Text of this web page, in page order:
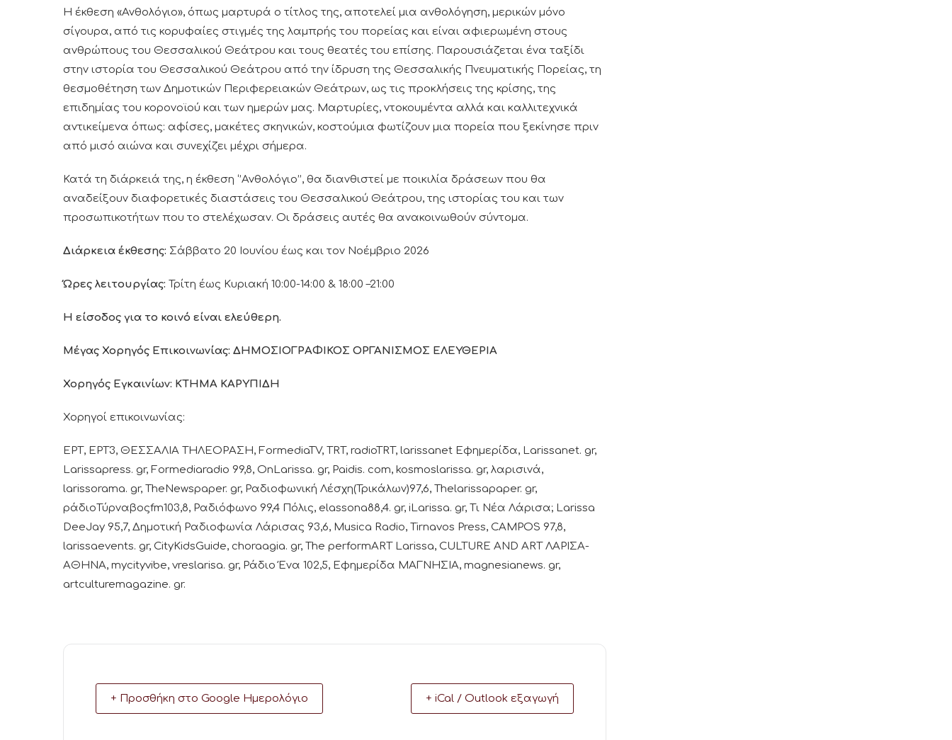
Η έκθεση «Ανθολόγιο», όπως μαρτυρά ο τίτλος της, αποτελεί μια ανθολόγηση, μερικών μόνο
σίγουρα, από τις κορυφαίες στιγμές της λαμπρής του πορείας και είναι αφιερωμένη στους
ανθρώπους του Θεσσαλικού Θεάτρου και τους θεατές του επίσης. Παρουσιάζεται ένα ταξίδι
στην ιστορία του Θεσσαλικού Θεάτρου από την ίδρυση της Θεσσαλικής Πνευματικής Πορείας, τη
θεσμοθέτηση των Δημοτικών Περιφερειακών Θεάτρων, ως τις προκλήσεις της κρίσης, της
επιδημίας του κορονοϊού και των ημερών μας. Μαρτυρίες, ντοκουμέντα αλλά και καλλιτεχνικά
αντικείμενα όπως: αφίσες, μακέτες σκηνικών, κοστούμια φωτίζουν μια πορεία που ξεκίνησε πριν
από μισό αιώνα και συνεχίζει μέχρι σήμερα.
Κατά τη διάρκειά της, η έκθεση ‘’Ανθολόγιο’’, θα διανθιστεί με ποικιλία δράσεων που θα
αναδείξουν διαφορετικές διαστάσεις του Θεσσαλικού Θεάτρου, της ιστορίας του και των
προσωπικοτήτων που το στελέχωσαν. Οι δράσεις αυτές θα ανακοινωθούν σύντομα.
Διάρκεια έκθεσης: Σάββατο 20 Ιουνίου έως και τον Νοέμβριο 2026
Ώρες λειτουργίας: Τρίτη έως Κυριακή 10:00-14:00 & 18:00 –21:00
Η είσοδος για το κοινό είναι ελεύθερη.
Μέγας Χορηγός Επικοινωνίας: ΔΗΜΟΣΙΟΓΡΑΦΙΚΟΣ ΟΡΓΑΝΙΣΜΟΣ ΕΛΕΥΘΕΡΙΑ
Χορηγός Εγκαινίων: ΚΤΗΜΑ ΚΑΡΥΠΙΔΗ
Χορηγοί επικοινωνίας:
ΕΡΤ, ΕΡΤ3, ΘΕΣΣΑΛΙΑ ΤΗΛΕΟΡΑΣΗ, FormediaTV, TRT, radioTRT, larissanet Εφημερίδα, Larissanet. gr,
Larissapress. gr, Formediaradio 99,8, OnLarissa. gr, Paidis. com, kosmoslarissa. gr, λαρισινά,
larissorama. gr, TheNewspaper. gr, Ραδιοφωνική Λέσχη(Τρικάλων)97,6, Thelarissapaper. gr,
ράδιοΤύρναβοςfm103,8, Ραδιόφωνο 99,4 Πόλις, elassona88,4. gr, iLarissa. gr, Τι Νέα Λάρισα; Larissa
DeeJay 95,7, Δημοτική Ραδιοφωνία Λάρισας 93,6, Musica Radio, Tirnavos Press, CAMPOS 97,8,
larissaevents. gr, CityKidsGuide, choraagia. gr, The performART Larissa, CULTURE AND ART ΛΑΡΙΣΑ-
ΑΘΗΝΑ, mycityvibe, vreslarisa. gr, Ράδιο Ένα 102,5, Εφημερίδα ΜΑΓΝΗΣΙΑ, magnesianews. gr,
artculturemagazine. gr.
+ Προσθήκη στο Google Ημερολόγιο + iCal / Outlook εξαγωγή